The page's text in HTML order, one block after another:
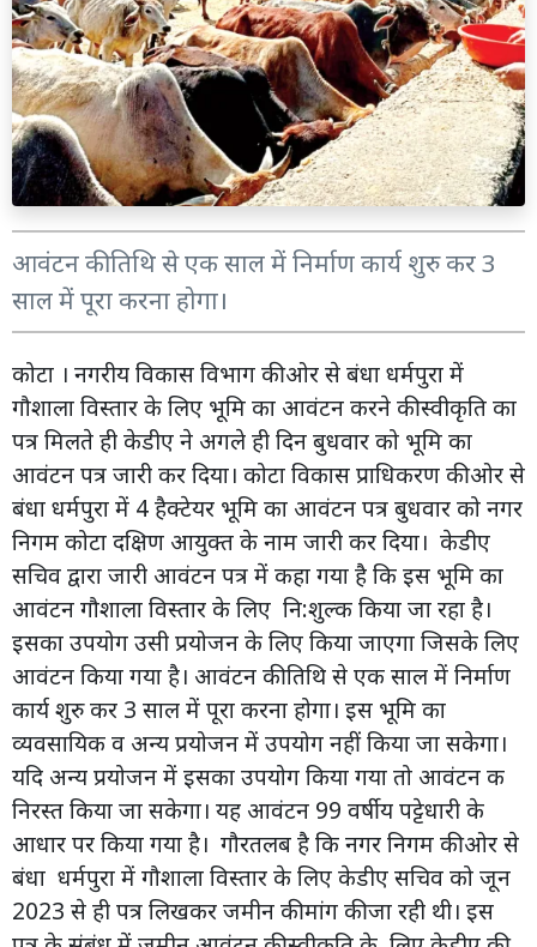
आवंटन की तिथि से एक साल में निर्माण कार्य शुरु कर 3
साल में पूरा करना होगा।
कोटा । नगरीय विकास विभाग की ओर से बंधा धर्मपुरा में
गौशाला विस्तार के लिए भूमि का आवंटन करने की स्वीकृति का
पत्र मिलते ही केडीए ने अगले ही दिन बुधवार को भूमि का
आवंटन पत्र जारी कर दिया। कोटा विकास प्राधिकरण की ओर से
बंधा धर्मपुरा में 4 हैक्टेयर भूमि का आवंटन पत्र बुधवार को नगर
निगम कोटा दक्षिण आयुक्त के नाम जारी कर दिया। केडीए
सचिव द्वारा जारी आवंटन पत्र में कहा गया है कि इस भूमि का
आवंटन गौशाला विस्तार के लिए नि:शुल्क किया जा रहा है।
इसका उपयोग उसी प्रयोजन के लिए किया जाएगा जिसके लिए
आवंटन किया गया है। आवंटन की तिथि से एक साल में निर्माण
कार्य शुरु कर 3 साल में पूरा करना होगा। इस भूमि का
व्यवसायिक व अन्य प्रयोजन में उपयोग नहीं किया जा सकेगा।
यदि अन्य प्रयोजन में इसका उपयोग किया गया तो आवंटन क
निरस्त किया जा सकेगा। यह आवंटन 99 वर्षीय पट्टेधारी के
आधार पर किया गया है। गौरतलब है कि नगर निगम की ओर से
बंधा धर्मपुरा में गौशाला विस्तार के लिए केडीए सचिव को जून
2023 से ही पत्र लिखकर जमीन की मांग की जा रही थी। इस